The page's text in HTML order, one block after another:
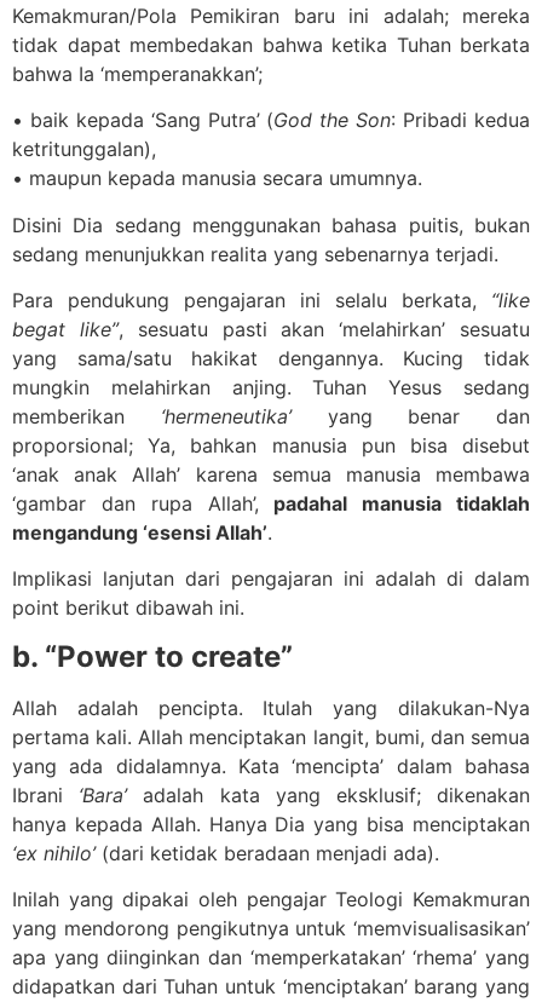
Kemakmuran/Pola Pemikiran baru ini adalah; mereka
tidak dapat membedakan bahwa ketika Tuhan berkata
bahwa Ia ‘memperanakkan’;
• baik kepada ‘Sang Putra’ (God the Son: Pribadi kedua
ketritunggalan),
• maupun kepada manusia secara umumnya.
Disini Dia sedang menggunakan bahasa puitis, bukan
sedang menunjukkan realita yang sebenarnya terjadi.
Para pendukung pengajaran ini selalu berkata, “like
begat like”, sesuatu pasti akan ‘melahirkan’ sesuatu
yang sama/satu hakikat dengannya. Kucing tidak
mungkin melahirkan anjing. Tuhan Yesus sedang
memberikan ‘hermeneutika’yang benar dan
proporsional; Ya, bahkan manusia pun bisa disebut
‘anak anak Allah’ karena semua manusia membawa
‘gambar dan rupa Allah’, padahal manusia tidaklah
mengandung ‘esensi Allah’.
Implikasi lanjutan dari pengajaran ini adalah di dalam
point berikut dibawah ini.
b. “Power to create”
Allah adalah pencipta. Itulah yang dilakukan-Nya
pertama kali. Allah menciptakan langit, bumi, dan semua
yang ada didalamnya. Kata ‘mencipta’ dalam bahasa
Ibrani ‘Bara’adalah kata yang eksklusif; dikenakan
hanya kepada Allah. Hanya Dia yang bisa menciptakan
‘ex nihilo’(dari ketidak beradaan menjadi ada).
Inilah yang dipakai oleh pengajar Teologi Kemakmuran
yang mendorong pengikutnya untuk ‘memvisualisasikan’
apa yang diinginkan dan ‘memperkatakan’ ‘rhema’ yang
didapatkan dari Tuhan untuk ‘menciptakan’ barang yang